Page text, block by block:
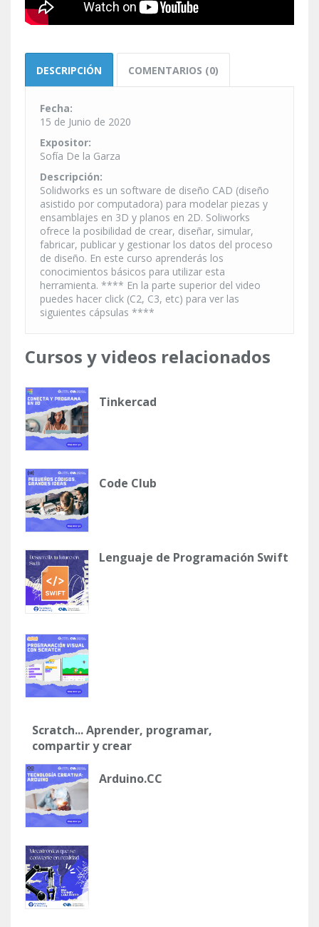
DESCRIPCIÓN COMENTARIOS (0)
Fecha:
15 de Junio de 2020
Expositor:
Sofía De la Garza
Descripción:
Solidworks es un software de diseño CAD (diseño
asistido por computadora) para modelar piezas y
ensamblajes en 3D y planos en 2D. Soliworks
ofrece la posibilidad de crear, diseñar, simular,
fabricar, publicar y gestionar los datos del proceso
de diseño. En este curso aprenderás los
conocimientos básicos para utilizar esta
herramienta. **** En la parte superior del video
puedes hacer click (C2, C3, etc) para ver las
siguientes cápsulas ****
Cursos y videos relacionados
Tinkercad
Code Club
Lenguaje de Programación Swift
Scratch... Aprender, programar,
compartir y crear
Arduino.CC